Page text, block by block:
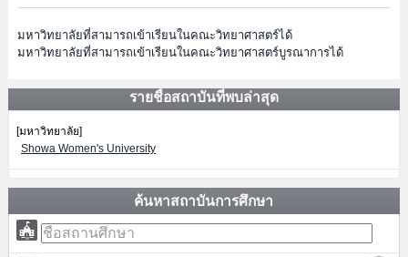
มหาวิทยาลัยที่สามารถเข้าเรียนในคณะวิทยาศาสตร์ได้
มหาวิทยาลัยที่สามารถเข้าเรียนในคณะวิทยาศาสตร์บูรณาการได้
รายชื่อสถาบันที่พบล่าสุด
[มหาวิทยาลัย]
Showa Women's University
ค้นหาสถาบันการศึกษา